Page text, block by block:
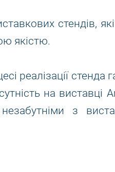
стендів,
якістю.
реалізації стенда
на виставці
з